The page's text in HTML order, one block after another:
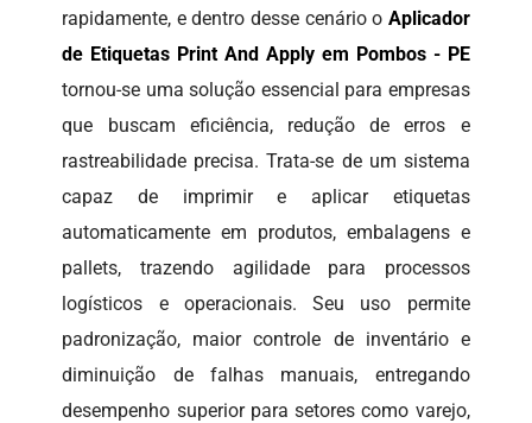
rapidamente, e dentro desse cenário o Aplicador
de Etiquetas Print And Apply em Pombos - PE
tornou-se uma solução essencial para empresas
que buscam eficiência, redução de erros e
rastreabilidade precisa. Trata-se de um sistema
capaz de imprimir e aplicar etiquetas
automaticamente em produtos, embalagens e
pallets, trazendo agilidade para processos
logísticos e operacionais. Seu uso permite
padronização, maior controle de inventário e
diminuição de falhas manuais, entregando
desempenho superior para setores como varejo,